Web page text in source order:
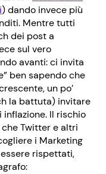
) dando invece più
Mentre tutti
dei post a
sul vero
avanti: ci invita
ben sapendo che
un po’
la battuta) invitare
Il rischio
Twitter e altri
i Marketing
rispettati,